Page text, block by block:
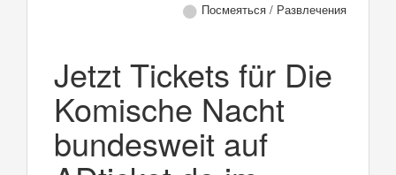
Посмеяться / Развлечения
Jetzt Tickets für Die
Komische Nacht
bundesweit auf